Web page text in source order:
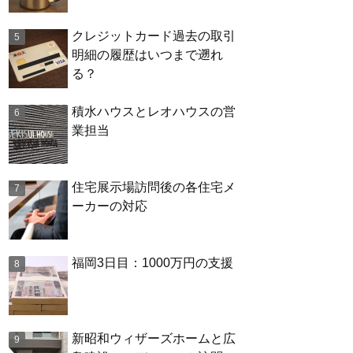
クレジットカード過去の取引
明細の履歴はいつまで遡れ
る？
積水ハウスとレオハウスの営
業担当
住宅展示場訪問後の各住宅メ
ーカーの対応
福岡3日目：1000万円の支援
新昭和ウィザーズホームと広